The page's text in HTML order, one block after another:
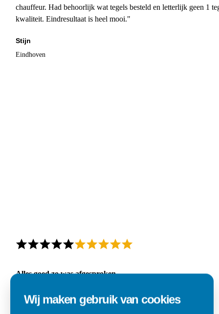
chauffeur. Had behoorlijk wat tegels besteld en letterlijk geen 1
kwaliteit. Eindresultaat is heel mooi."
Stijn
Eindhoven
Alles goed zo was afgesproken.
Wij maken gebruik van cookies